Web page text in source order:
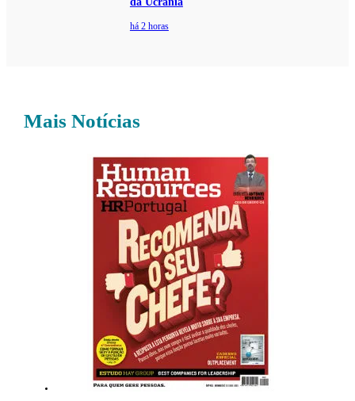
há 2 horas
Mais Notícias